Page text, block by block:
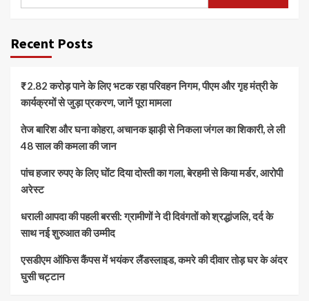
Recent Posts
₹2.82 करोड़ पाने के लिए भटक रहा परिवहन निगम, पीएम और गृह मंत्री के
कार्यक्रमों से जुड़ा प्रकरण, जानें पूरा मामला
तेज बारिश और घना कोहरा, अचानक झाड़ी से निकला जंगल का शिकारी, ले ली
48 साल की कमला की जान
पांच हजार रुपए के लिए घोंट दिया दोस्ती का गला, बेरहमी से किया मर्डर, आरोपी
अरेस्ट
धराली आपदा की पहली बरसी: ग्रामीणों ने दी दिवंगतों को श्रद्धांजलि, दर्द के
साथ नई शुरुआत की उम्मीद
एसडीएम ऑफिस कैंपस में भयंकर लैंडस्लाइड, कमरे की दीवार तोड़ घर के अंदर
घुसी चट्टान